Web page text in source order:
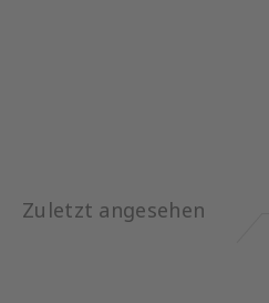
Zuletzt angesehen